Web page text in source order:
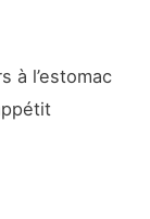
à l’estomac